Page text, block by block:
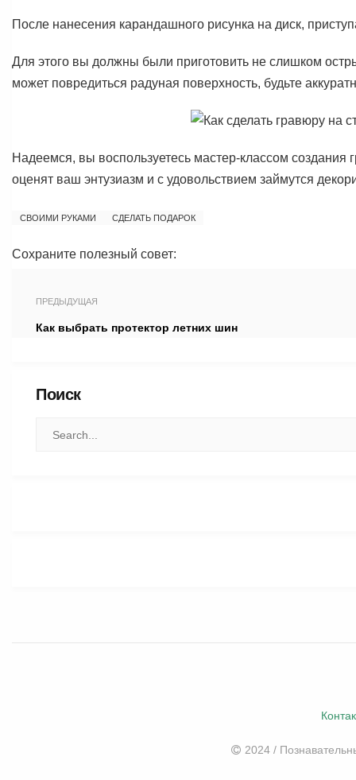
После нанесения карандашного рисунка на диск,
Для этого вы должны были приготовить не слишком
может повредиться радуная поверхность, будьте
Надеемся, вы воспользуетесь мастер-классом создания
оценят ваш энтузиазм и с удовольствием займутся
СВОИМИ РУКАМИ СДЕЛАТЬ ПОДАРОК
Сохраните полезный совет:
ПРЕДЫДУЩАЯ
Как выбрать протектор летних шин
Поиск
2024 /